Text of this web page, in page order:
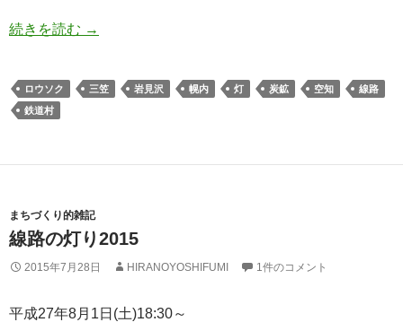
続きを読む →
ロウソク 三笠 岩見沢 幌内 灯 炭鉱 空知
線路
鉄道村
まちづくり的雑記
線路の灯り2015
2015年7月28日 HIRANOYOSHIFUMI 1件のコメント
平成27年8月1日(土)18:30～